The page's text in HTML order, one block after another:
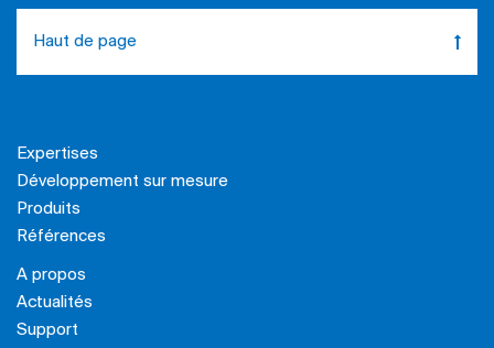
Haut de page
Expertises
Développement sur mesure
Produits
Références
A propos
Actualités
Support